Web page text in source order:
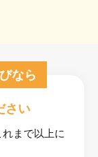
なら
さい
まで以上に